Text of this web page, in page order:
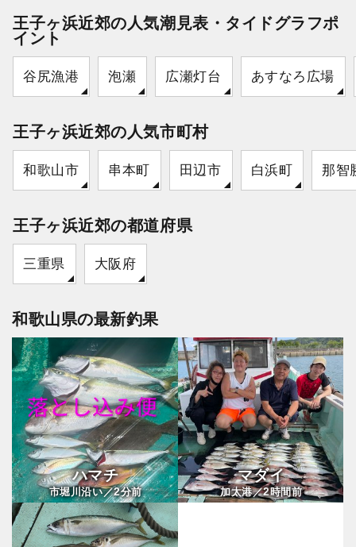
王子ヶ浜近郊の人気潮見表・タイドグラフポ
イント
谷尻漁港 泡瀬 広瀬灯台 あすなろ広場
王子ヶ浜近郊の人気市町村
和歌山市 串本町 田辺市 白浜町 那智
王子ヶ浜近郊の都道府県
三重県 大阪府
和歌山県の最新釣果
ハマチ
市堀川沿い／2分前
マダイ
加太港／2時間前